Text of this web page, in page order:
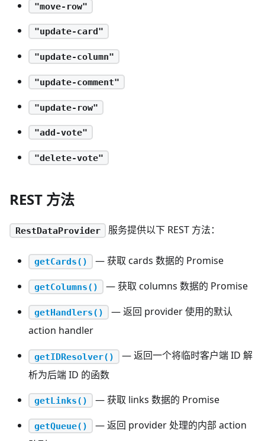
"move-row"
"update-card"
"update-column"
"update-comment"
"update-row"
"add-vote"
"delete-vote"
REST 方法
RestDataProvider 服务提供以下 REST 方法：
getCards() — 获取 cards 数据的 Promise
getColumns() — 获取 columns 数据的 Promise
getHandlers()
— 返回 provider 使用的默认
action handler
getIDResolver()
— 返回一个将临时客户端 ID 解
析为后端 ID 的函数
getLinks() — 获取 links 数据的 Promise
getQueue()
— 返回 provider 处理的内部 action